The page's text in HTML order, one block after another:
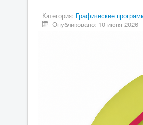
Категория: Графические
Опубликовано: 10 июня 2026